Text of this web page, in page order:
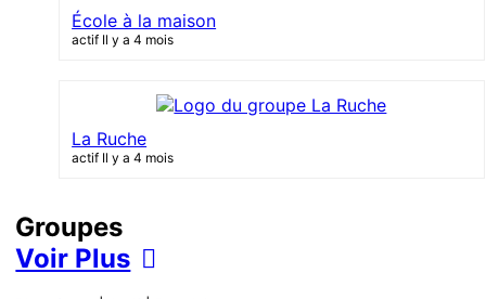
École à la maison
actif Il y a 4 mois
La Ruche
actif Il y a 4 mois
Groupes
Voir Plus